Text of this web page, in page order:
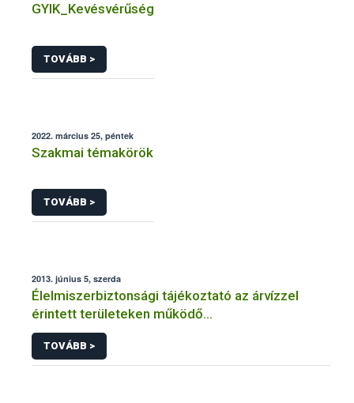
GYIK_Kevésvérűség
TOVÁBB >
2022. március 25, péntek
Szakmai témakörök
TOVÁBB >
2013. június 5, szerda
Élelmiszerbiztonsági tájékoztató az árvízzel
érintett területeken működő
élelmiszervállalkozások számára
TOVÁBB >